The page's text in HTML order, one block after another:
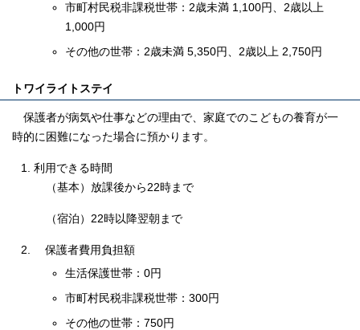
市町村民税非課税世帯：2歳未満 1,100円、2歳以上
1,000円
その他の世帯：2歳未満 5,350円、2歳以上 2,750円
トワイライトステイ
保護者が病気や仕事などの理由で、家庭でのこどもの養育が一
時的に困難になった場合に預かります。
利用できる時間
（基本）放課後から22時まで
（宿泊）22時以降翌朝まで
保護者費用負担額
生活保護世帯：0円
市町村民税非課税世帯：300円
その他の世帯：750円